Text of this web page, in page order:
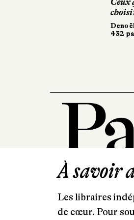
À savoir
Les libraires
de cœur. Pour